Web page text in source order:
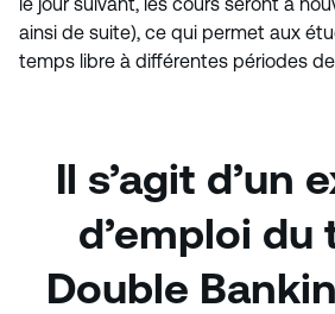
ainsi de suite), ce qui permet aux
temps libre à différentes périodes
Il s’agit d’un
d’emploi du
Double